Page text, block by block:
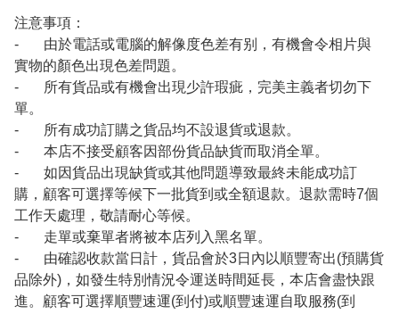
注意事項：
- 由於電話或電腦的解像度色差有别，有機會令相片與
實物的顏色出現色差問題。
- 所有貨品或有機會出現少許瑕疵，完美主義者切勿下
單。
- 所有成功訂購之貨品均不設退貨或退款。
- 本店不接受顧客因部份貨品缺貨而取消全單。
- 如因貨品出現缺貨或其他問題導致最終未能成功訂
購，顧客可選擇等候下一批貨到或全額退款。退款需時7個
工作天處理，敬請耐心等候。
- 走單或棄單者將被本店列入黑名單。
- 由確認收款當日計，貨品會於3日內以順豐寄出(預購貨
品除外)，如發生特別情況令運送時間延長，本店會盡快跟
進。顧客可選擇順豐速運(到付)或順豐速運自取服務(到